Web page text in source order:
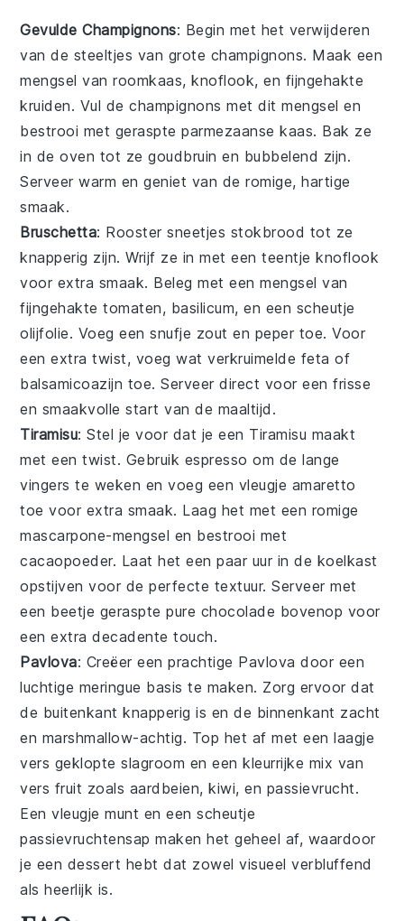
Gevulde Champignons: Begin met het verwijderen
van de steeltjes van grote champignons. Maak een
mengsel vanroomkaas,knoflook, en fijngehakte
kruiden. Vul de champignons met dit mengsel en
bestrooi met geraspteparmezaanse kaas. Bak ze
in de oven tot ze goudbruin en bubbelend zijn.
Serveer warm en geniet van de romige, hartige
smaak.
Bruschetta: Rooster sneetjes stokbrood tot ze
knapperig zijn. Wrijf ze in met een teentjeknoflook
voor extra smaak. Beleg met een mengsel van
fijngehaktetomaten, basilicum, en een scheutje
olijfolie. Voeg een snufje zout en peper toe. Voor
een extra twist, voeg wat verkruimelde feta of
balsamicoazijn toe. Serveer direct voor een frisse
en smaakvolle start van de maaltijd.
Tiramisu: Stel je voor dat je een Tiramisu maakt
met een twist. Gebruik espresso om delange
vingers te weken en voeg een vleugje amaretto
toe voor extra smaak. Laag het met een romige
mascarpone-mengsel en bestrooi met
cacaopoeder. Laat het een paar uur in de koelkast
opstijven voor de perfecte textuur. Serveer met
een beetje gerasptepure chocolade bovenop voor
een extra decadente touch.
Pavlova: Creëer een prachtige Pavlova door een
luchtige meringue basis te maken. Zorg ervoor dat
de buitenkant knapperig is en de binnenkant zacht
en marshmallow-achtig. Top het af met een laagje
vers geklopteslagroom en een kleurrijke mix van
vers fruit zoals aardbeien,kiwi, en passievrucht.
Een vleugjemunt en een scheutje
passievruchtensap maken het geheel af, waardoor
je een dessert hebt dat zowel visueel verbluffend
als heerlijk is.